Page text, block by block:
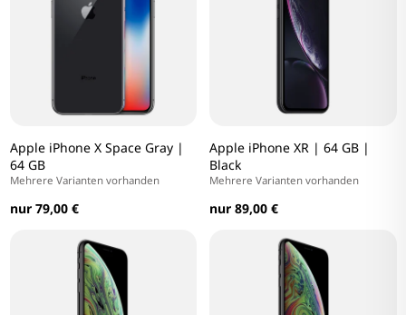
Apple iPhone X Space Gray |
64 GB
Mehrere Varianten vorhanden
nur 79,00 €
Apple iPhone XR | 64 GB |
Black
Mehrere Varianten vorhanden
nur 89,00 €